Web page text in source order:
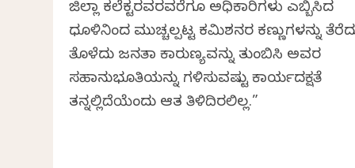
ಜಿಲ್ಲಾ ಕಲೆಕ್ಟರವರವರೆಗೂ ಅಧಿಕಾರಿಗಳು ಎಬ್ಬಿಸಿದ
ಧೂಳಿನಿಂದ ಮುಚ್ಚಲ್ಪಟ್ಟ ಕಮಿಶನರ ಕಣ್ಣುಗಳನ್ನು
ತೊಳೆದು ಜನತಾ ಕಾರುಣ್ಯವನ್ನು ತುಂಬಿಸಿ ಅವರ
ಸಹಾನುಭೂತಿಯನ್ನು ಗಳಿಸುವಷ್ಟು ಕಾರ್ಯದಕ್ಷತೆ
ತನ್ನಲ್ಲಿದೆಯೆಂದು ಆತ ತಿಳಿದಿರಲಿಲ್ಲ.”